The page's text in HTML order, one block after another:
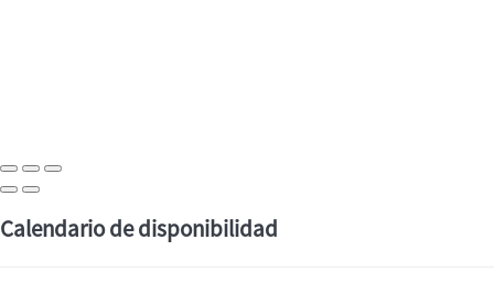
Calendario de disponibilidad